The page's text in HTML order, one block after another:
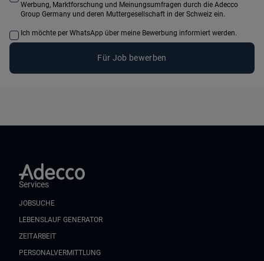
Werbung, Marktforschung und Meinungsumfragen durch die Adecco
Group Germany und deren Muttergesellschaft in der Schweiz ein.
Ich möchte per WhatsApp über meine Bewerbung informiert werden.
Für Job bewerben
Services
JOBSUCHE
LEBENSLAUF GENERATOR
ZEITARBEIT
PERSONALVERMITTLUNG